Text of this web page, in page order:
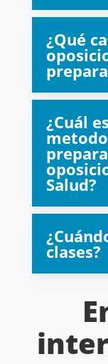
¿Qué
¿Cuál
Salud?
clases?